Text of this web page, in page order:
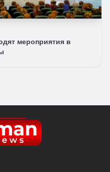
мероприятия в